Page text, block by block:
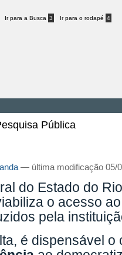
Ir para a Busca 3 Ir para o rodapé 4
Pública
— última modificação 05/
do Estado do
o acesso
pela
é dispensável